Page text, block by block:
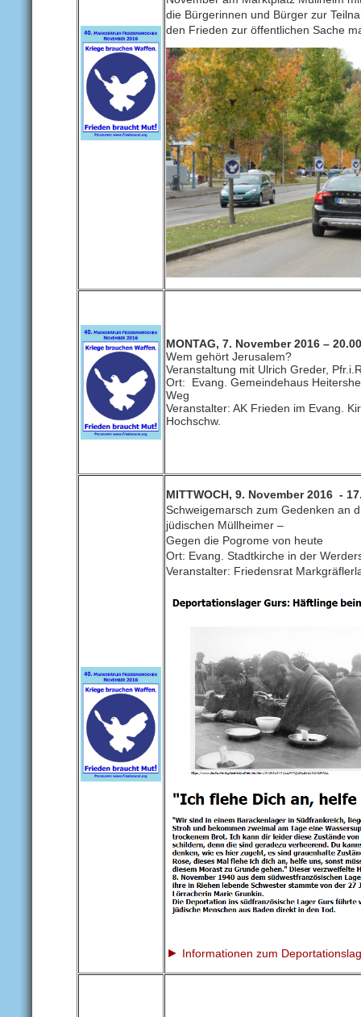
die Bürgerinnen und Bürger zur
den Frieden zur öffentlichen Sache
MONTAG, 7. November 2016 –
Wem gehört Jerusalem?
Veranstaltung mit Ulrich Greder,
Ort: Evang. Gemeindehaus
Weg
Veranstalter: AK Frieden im Evang.
Hochschw.
MITTWOCH, 9. November 2016 -
Schweigemarsch zum Gedenken an
jüdischen Müllheimer –
Gegen die Pogrome von heute
Ort: Evang. Stadtkirche in der
Veranstalter: Friedensrat
► Informationen zum